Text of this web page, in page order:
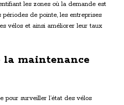
les zones où la demande est
de pointe, les entreprises
vélos et ainsi améliorer leur taux
maintenance
pour surveiller l’état des vélos